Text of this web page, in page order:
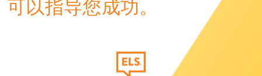
可以指导您成功。